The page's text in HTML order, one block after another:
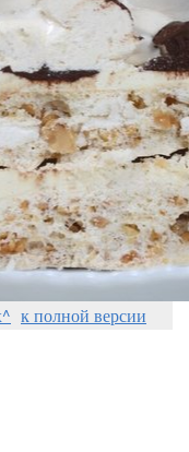
к полной версии